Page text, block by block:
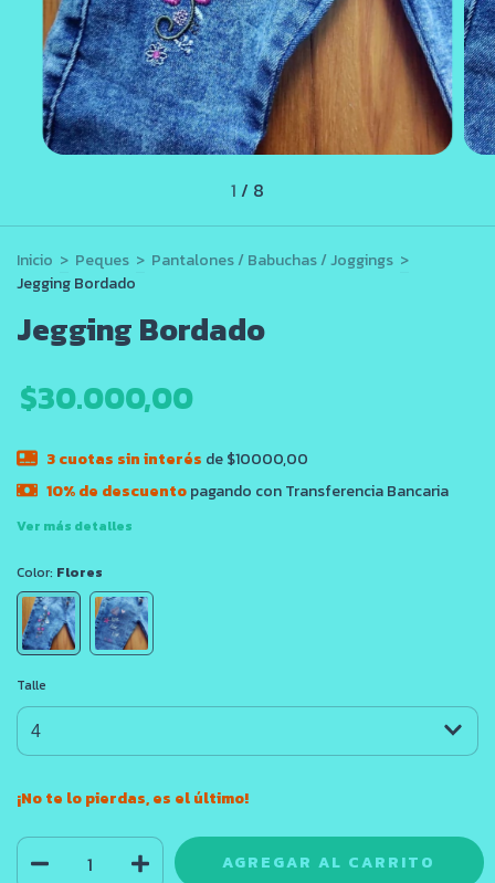
1 / 8
Inicio > Peques > Pantalones / Babuchas / Joggings >
Jegging Bordado
Jegging Bordado
$30.000,00
3cuotas sin interés de $10000,00
10% de descuentopagando con Transferencia Bancaria
Ver más detalles
Color: Flores
Talle
¡No te lo pierdas, es el último!